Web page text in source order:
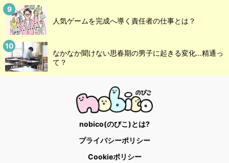
人気ゲームを完成へ導く責任者の仕事とは？
なかなか聞けない思春期の男子に起きる変化…精通っ
て？
nobico(のびこ)とは?
プライバシーポリシー
Cookieポリシー